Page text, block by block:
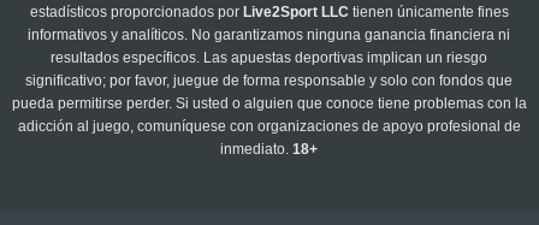
estadísticos proporcionados por Live2Sport LLC tienen únicamente fines
informativos y analíticos. No garantizamos ninguna ganancia financiera ni
resultados específicos. Las apuestas deportivas implican un riesgo
significativo; por favor, juegue de forma responsable y solo con fondos que
pueda permitirse perder. Si usted o alguien que conoce tiene problemas con la
adicción al juego, comuníquese con organizaciones de apoyo profesional de
inmediato.18+